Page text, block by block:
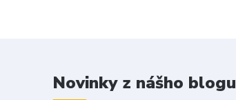
Novinky z nášho blogu